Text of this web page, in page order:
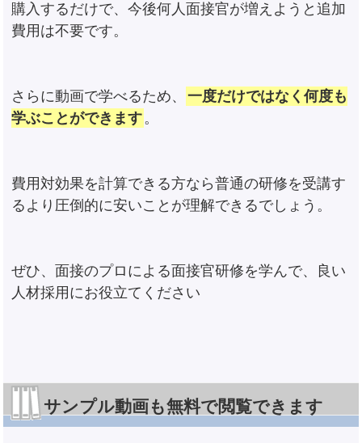
購入するだけで、今後何人面接官が増えようと追加
費用は不要です。
さらに動画で学べるため、 一度だけではなく何度も
学ぶことができます。
費用対効果を計算できる方なら普通の研修を受講す
るより圧倒的に安いことが理解できるでしょう。
ぜひ、面接のプロによる面接官研修を学んで、良い
人材採用にお役立てください
サンプル動画も無料で閲覧できます